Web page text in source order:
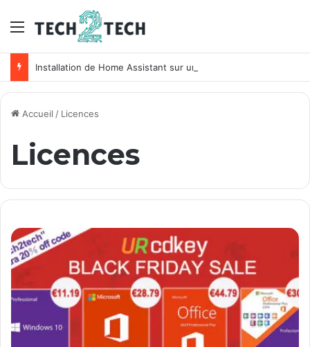
Menu
Installation de Home Assistant sur un NAS Synology
Accueil / Licences
Licences